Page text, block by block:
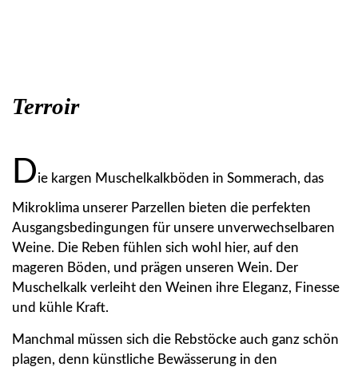
Terroir
Die kargen Muschelkalkböden in Sommerach, das
Mikroklima unserer Parzellen bieten die perfekten
Ausgangsbedingungen für unsere unverwechselbaren
Weine. Die Reben fühlen sich wohl hier, auf den
mageren Böden, und prägen unseren Wein. Der
Muschelkalk verleiht den Weinen ihre Eleganz, Finesse
und kühle Kraft.
Manchmal müssen sich die Rebstöcke auch ganz schön
plagen, denn künstliche Bewässerung in den